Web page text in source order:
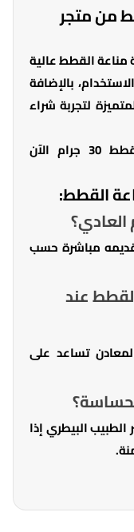
من متجر
مناعة القطط عالية
بالإضافة
لتجربة شراء
احصل على كانفيت رافع مناعة للقطط 30 جرام الآن
القطط:
مباشرة حسب
عند
تساعد على
البيطري إذا